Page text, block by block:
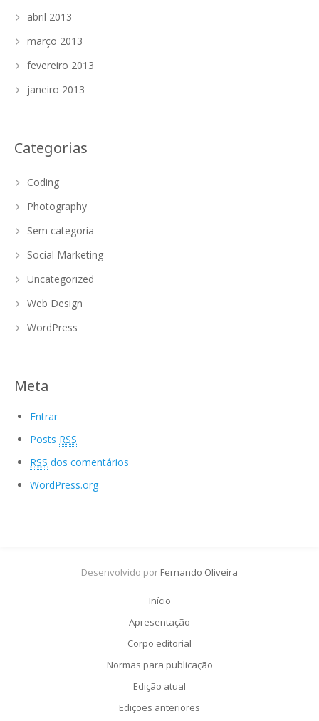
abril 2013
março 2013
fevereiro 2013
janeiro 2013
Categorias
Coding
Photography
Sem categoria
Social Marketing
Uncategorized
Web Design
WordPress
Meta
Entrar
Posts RSS
RSS dos comentários
WordPress.org
Desenvolvido por Fernando Oliveira
Início
Apresentação
Corpo editorial
Normas para publicação
Edição atual
Edições anteriores